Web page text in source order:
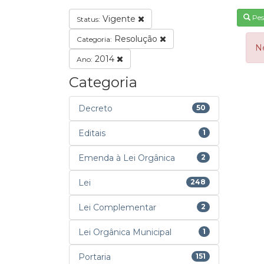
Status: Vigente
Categoria: Resolução
Ano: 2014
Categoria
Decreto 50
Editais 1
Emenda à Lei Orgânica 2
Lei 248
Lei Complementar 2
Lei Orgânica Municipal 1
Portaria 151